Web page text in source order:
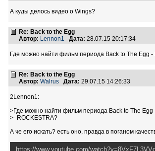
А куды делось видео о Wings?
Re: Back to the Egg
Автор: Lennon1 Дата: 28.07.15 20:17:34
Где можно найти фильм периода Back to The Egg -
Re: Back to the Egg
Автор: Walrus Дата: 29.07.15 14:26:33
2Lennon1:
>Где можно найти фильм периода Back to The Egg
>- ROCKESTRA?
А че его искать? есть оно, правда в поганом
https://www.youtube.com/